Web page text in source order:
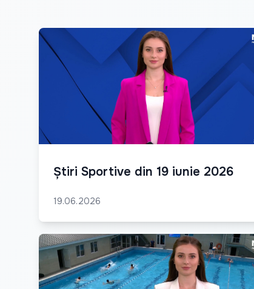
Știri Sportive din 19 iunie 2026
19.06.2026